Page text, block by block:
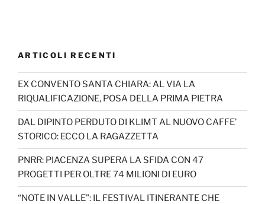
ARTICOLI RECENTI
EX CONVENTO SANTA CHIARA: AL VIA LA
RIQUALIFICAZIONE, POSA DELLA PRIMA PIETRA
DAL DIPINTO PERDUTO DI KLIMT AL NUOVO CAFFE’
STORICO: ECCO LA RAGAZZETTA
PNRR: PIACENZA SUPERA LA SFIDA CON 47
PROGETTI PER OLTRE 74 MILIONI DI EURO
“NOTE IN VALLE”: IL FESTIVAL ITINERANTE CHE